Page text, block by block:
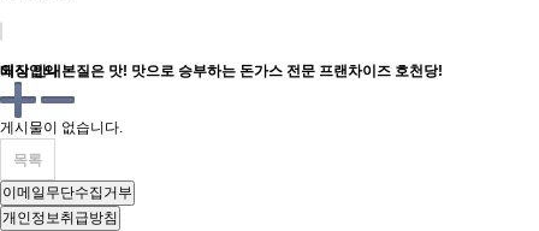
외식업의 본질은 맛! 맛으로 승부하는 돈가스 전문 프랜차이즈 호천당!
매장 안내 50m
게시물이 없습니다.
목록
이메일무단수집거부
개인정보취급방침